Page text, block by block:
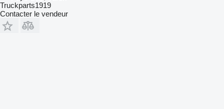
Truckparts1919
Contacter le vendeur